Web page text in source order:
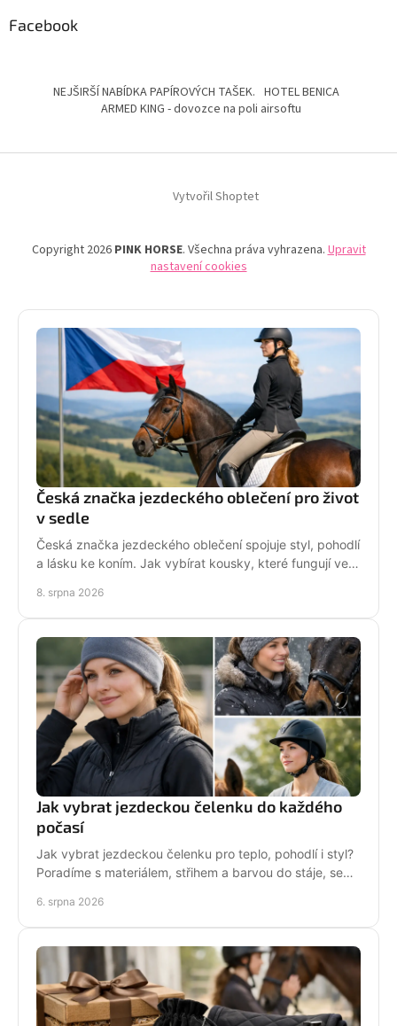
Facebook
NEJŠIRŠÍ NABÍDKA PAPÍROVÝCH TAŠEK. HOTEL BENICA
ARMED KING - dovozce na poli airsoftu
Vytvořil Shoptet
Copyright 2026 PINK HORSE. Všechna práva vyhrazena. Upravit
nastavení cookies
Česká značka jezdeckého oblečení pro život
v sedle
Česká značka jezdeckého oblečení spojuje styl, pohodlí
a lásku ke koním. Jak vybírat kousky, které fungují ve
8. srpna 2026
Jak vybrat jezdeckou čelenku do každého
počasí
Jak vybrat jezdeckou čelenku pro teplo, pohodlí i styl?
Poradíme s materiálem, střihem a barvou do stáje, sedla
6. srpna 2026